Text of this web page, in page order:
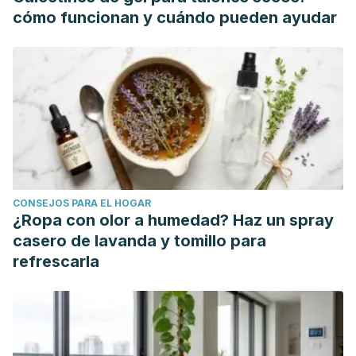
National Health Service. Vaginal dryness. (2018).
Recuperado el 26 de octubre de 2020.
https://www.nhs.uk/conditions/vaginal-dryness/
Women's Health Concern. Vaginal Dryness. (2020).
Recuperado el 26 de octubre de 2020.
https://www.womens-health-concern.org/help-and-
advice/factsheets/vaginal-dryness/
Clínica Mayo. Atrofia Vaginal. (2019). Recuperado el 26 de
octubre de 2020. https://www.mayoclinic.org/es-
es/diseases-conditions/vaginal-atrophy/symptoms-
causes/syc-20352288
cómo funcionan y cuándo pueden ayudar
CONSEJOS PARA EL HOGAR
¿Ropa con olor a humedad? Haz un spray
casero de lavanda y tomillo para
refrescarla